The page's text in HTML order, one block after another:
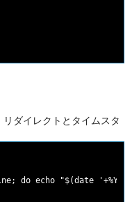
ダイレクトとタイムスタ